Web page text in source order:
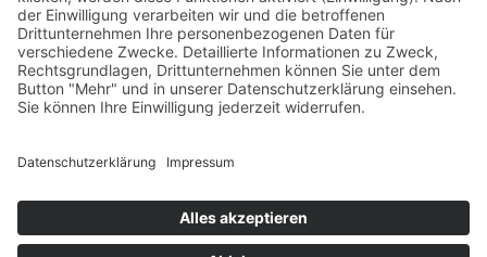
Januar 2015
Meta
Anmelden
Start Aktuell Fotos Kontakt